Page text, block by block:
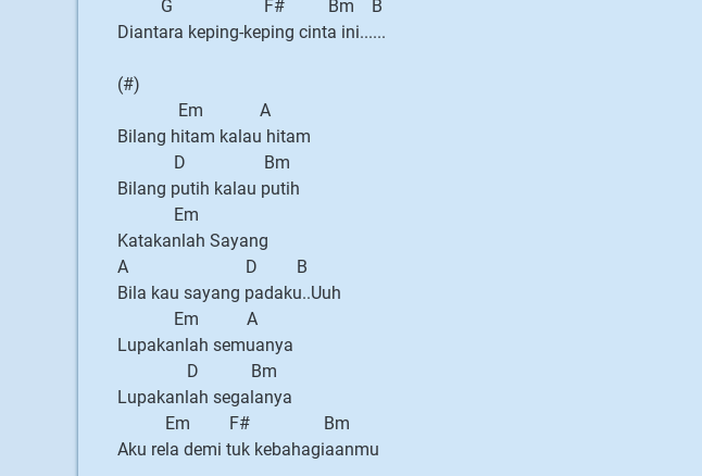
G F# Bm B
Diantara keping-keping cinta ini......
(#)
Em A
Bilang hitam kalau hitam
D Bm
Bilang putih kalau putih
Em
Katakanlah Sayang
A D B
Bila kau sayang padaku..Uuh
Em A
Lupakanlah semuanya
D Bm
Lupakanlah segalanya
Em F# Bm
Aku rela demi tuk kebahagiaanmu